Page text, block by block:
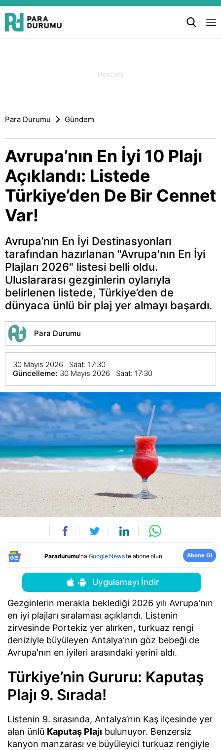
Para Durumu Gündem
Avrupa’nın En İyi 10 Plajı
Açıklandı: Listede
Türkiye’den De Bir Cennet
Var!
Avrupa’nın En İyi Destinasyonları
tarafından hazırlanan "Avrupa'nın En İyi
Plajları 2026" listesi belli oldu.
Uluslararası gezginlerin oylarıyla
belirlenen listede, Türkiye’den de
dünyaca ünlü bir plaj yer almayı başardı.
Para Durumu
30 Mayıs 2026 Saat: 17:30
Güncelleme: 30 Mayıs 2026 Saat: 17:30
Paradurumu'na Google News'te abone olun Abone Ol
Uygulamayı İndir
Gezginlerin merakla beklediği 2026 yılı Avrupa'nın
en iyi plajları sıralaması açıklandı. Listenin
zirvesinde Portekiz yer alırken, turkuaz rengi
deniziyle büyüleyen Antalya'nın göz bebeği de
Avrupa'nın en iyileri arasındaki yerini aldı.
Türkiye’nin Gururu: Kaputaş
Plajı 9. Sırada!
Listenin 9. sırasında, Antalya’nın Kaş ilçesinde yer
alan ünlü Kaputaş Plajı bulunuyor. Benzersiz
kanyon manzarası ve büyüleyici turkuaz rengiyle